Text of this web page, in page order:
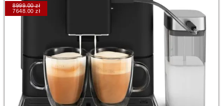
8999.00 zł
7648.00 zł